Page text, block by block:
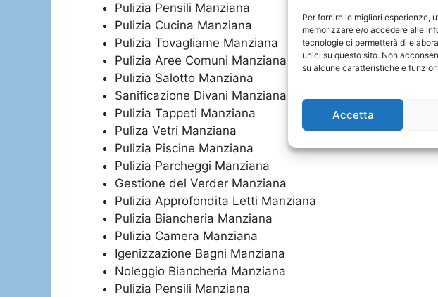
Per fornire le migliori esperienze,
memorizzare e/o accedere alle
tecnologie ci permetterà di
unici su questo sito. Non
su alcune caratteristiche e
Accetta
Pulizia Pensili Manziana
Pulizia Cucina Manziana
Pulizia Tovagliame Manziana
Pulizia Aree Comuni Manziana
Pulizia Salotto Manziana
Sanificazione Divani Manziana
Pulizia Tappeti Manziana
Puliza Vetri Manziana
Pulizia Piscine Manziana
Pulizia Parcheggi Manziana
Gestione del Verder Manziana
Pulizia Approfondita Letti Manziana
Pulizia Biancheria Manziana
Pulizia Camera Manziana
Igenizzazione Bagni Manziana
Noleggio Biancheria Manziana
Pulizia Pensili Manziana